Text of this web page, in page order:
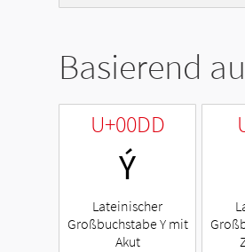
Basierend
U+00DD
Ý
Lateinischer
Großbuchstabe Y mit
Akut